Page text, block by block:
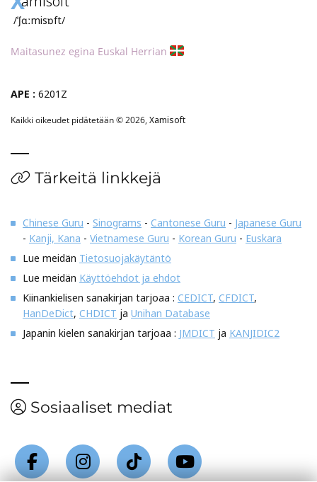
/ˈʃɑːmisɒft/
Maitasunez egina Euskal Herrian
APE : 6201Z
Kaikki oikeudet pidätetään © 2026,Xamisoft
Tärkeitä linkkejä
Chinese Guru - Sinograms - Cantonese Guru - Japanese Guru
- Kanji, Kana - Vietnamese Guru - Korean Guru - Euskara
Lue meidän Tietosuojakäytäntö
Lue meidän Käyttöehdot ja ehdot
Kiinankielisen sanakirjan tarjoaa : CEDICT, CFDICT,
HanDeDict, CHDICT ja Unihan Database
Japanin kielen sanakirjan tarjoaa : JMDICT ja KANJIDIC2
Sosiaaliset mediat